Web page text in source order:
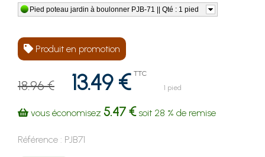
Pied poteau jardin à boulonner PJB-71 || Qté : 1 pied
Produit en promotion
18.96 € 13.49 € TTC
1 pied
vous économisez 5.47 €soit 28 % de remise
Référence : PJB71